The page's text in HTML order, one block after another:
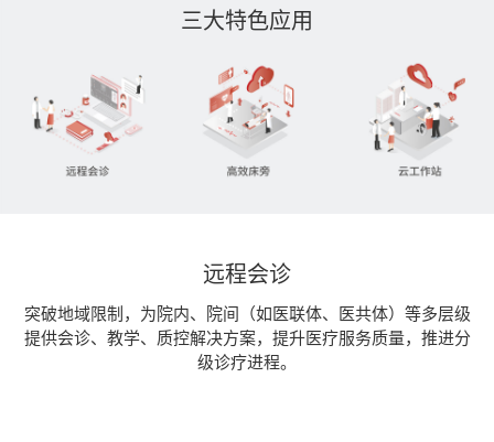
三大特色应用
远程会诊
突破地域限制，为院内、院间（如医联体、医共体）等多层级
提供会诊、教学、质控解决方案，提升医疗服务质量，推进分
级诊疗进程。